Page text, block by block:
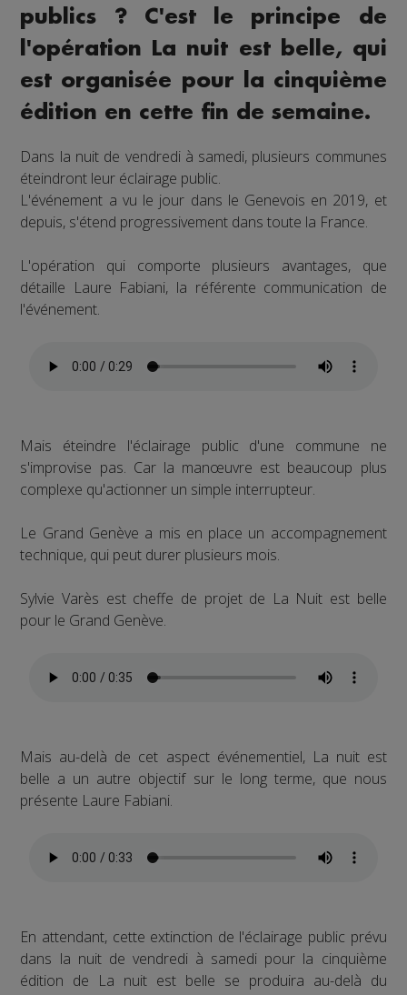
publics ? C'est le principe de
l'opération La nuit est belle, qui
est organisée pour la cinquième
édition en cette fin de semaine.
Dans la nuit de vendredi à samedi, plusieurs communes
éteindront leur éclairage public.
L'événement a vu le jour dans le Genevois en 2019, et
depuis, s'étend progressivement dans toute la France.
L'opération qui comporte plusieurs avantages, que
détaille Laure Fabiani, la référente communication de
l'événement.
Mais éteindre l'éclairage public d'une commune ne
s'improvise pas. Car la manœuvre est beaucoup plus
complexe qu'actionner un simple interrupteur.
Le Grand Genève a mis en place un accompagnement
technique, qui peut durer plusieurs mois.
Sylvie Varès est cheffe de projet de La Nuit est belle
pour le Grand Genève.
Mais au-delà de cet aspect événementiel, La nuit est
belle a un autre objectif sur le long terme, que nous
présente Laure Fabiani.
En attendant, cette extinction de l'éclairage public prévu
dans la nuit de vendredi à samedi pour la cinquième
édition de La nuit est belle se produira au-delà du